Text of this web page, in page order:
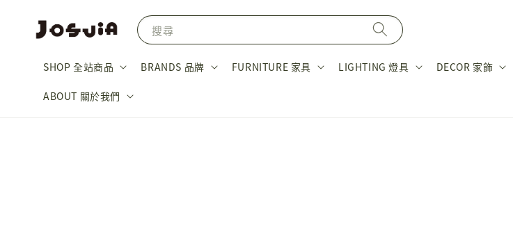
搜尋
SHOP 全站商品 BRANDS 品牌 FURNITURE 家具 LIGHTING 燈具 DECOR 家飾
ABOUT 關於我們